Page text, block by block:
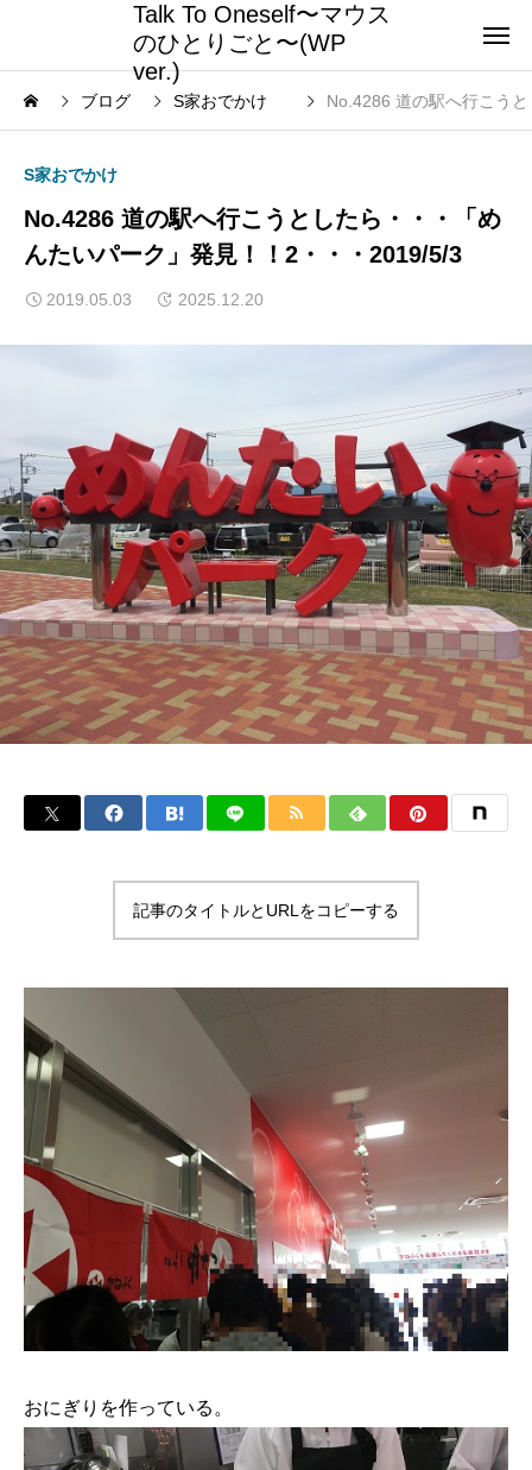
Talk To Oneself〜マウス
のひとりごと〜(WP
ver.)
ブログ S家おでかけ No.4286 道の駅へ行こう
S家おでかけ
No.4286 道の駅へ行こうとしたら・・・「め
んたいパーク」発見！！2・・・2019/5/3
2019.05.03 2025.12.20
記事のタイトルとURLをコピーする
おにぎりを作っている。